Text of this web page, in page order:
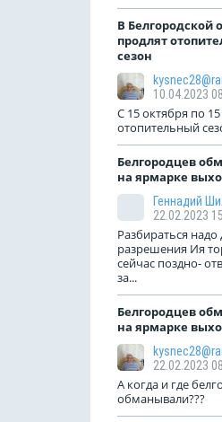
В Белгородской
продлят
сезон
10.04.2023
С 15 октября по
отопительный
Белгородцев
на ярмарке
Геннадий
22.02.2023
Разбираться надо
разрешения Ия
сейчас поздно-
за...
Белгородцев
на ярмарке
22.02.2023
А когда и где
обманывали???